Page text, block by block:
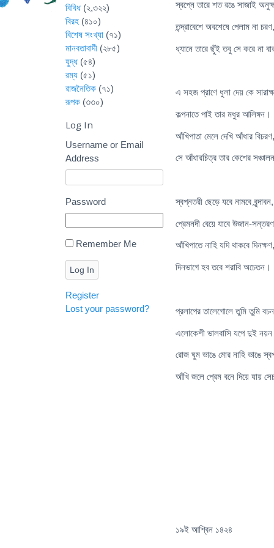
স্বপ্নে তারে শত রঙে সাজাই
তন্দ্রাবেশে অবশেষে পেলাম না চরণ,
ধ্যানে তারে ছুঁই তবু সে করে না
এ সহজ প্রাণে ধুলা দেয় কে
কল্পনাতে পাই তার মধুর আলিঙ্গন।
আঁখিপাতা মেলে দেখি আঁধার বিচরণ,
সে আঁধারচিত্র তার কেশের
স্বপ্নতরী ছেড়ে যবে নামবে বৃন্দাবন,
প্রেমনদী বেয়ে যাবে উজান-
আঁখিপাতে নাহি যদি থাকবে দিনক্ষণ,
দিনভাগে হব তবে শরাবি অচেতন।
প্রলাপের তালেগোলে তুমি তুমি
এলোকেশী ভালবাসি যপে দুই
রোজ ঘুম ভাঙে মোর নাহি ভাঙে
আঁখি জলে প্রেম বনে দিয়ে যায়
১৯ই আশ্বিন ১৪২৪
বিবিধ (২,৩২২)
বিরহ (৪১০)
বিশেষ সংখ্যা (৭১)
মানবতাবাদী (২৮৫)
যুদ্ধ (৫৪)
রম্য (৫১)
রাজনৈতিক (৭১)
রূপক (৩৩০)
Log In
Username or Email
Address
Password
Remember Me
Log In
Register
Lost your password?